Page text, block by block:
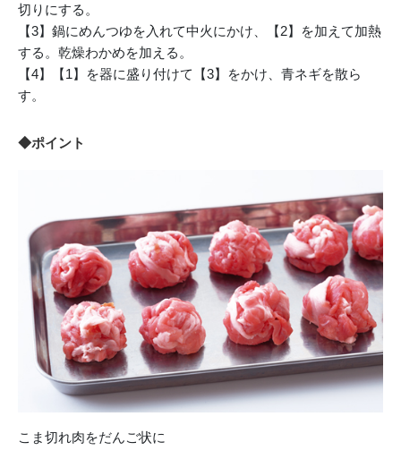
切りにする。
【3】鍋にめんつゆを入れて中火にかけ、【2】を加えて加熱
する。乾燥わかめを加える。
【4】【1】を器に盛り付けて【3】をかけ、青ネギを散ら
す。
◆ポイント
こま切れ肉をだんご状に